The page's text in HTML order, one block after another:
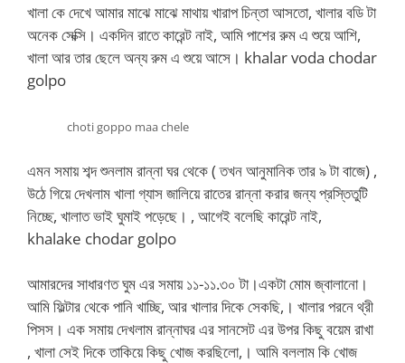
খালা কে দেখে আমার মাঝে মাঝে মাথায় খারাপ চিন্তা আসতো, খালার বডি টা
অনেক সেক্সি। একদিন রাতে কারেন্ট নাই, আমি পাশের রুম এ শুয়ে আশি,
খালা আর তার ছেলে অন্য রুম এ শুয়ে আসে। khalar voda chodar
golpo
choti goppo maa chele
এমন সমায় শব্দ শুনলাম রান্না ঘর থেকে ( তখন আনুমানিক তার ৯ টা বাজে) ,
উঠে গিয়ে দেখলাম খালা গ্যাস জালিয়ে রাতের রান্না করার জন্য প্রস্তিতুটি
নিচ্ছে, খালাত ভাই ঘুমাই পড়েছে। , আগেই বলেছি কারেন্ট নাই,
khalake chodar golpo
আমারদের সাধারণত ঘুম এর সমায় ১১-১১.৩০ টা।একটা মোম জ্বালানো।
আমি ফিল্টার থেকে পানি খাচ্ছি, আর খালার দিকে সেকছি,। খালার পরনে থ্রী
পিসস। এক সমায় দেখলাম রান্নাঘর এর সানসেট এর উপর কিছু বয়েম রাখা
, খালা সেই দিকে তাকিয়ে কিছু খোজ করছিলো,। আমি বললাম কি খোজ